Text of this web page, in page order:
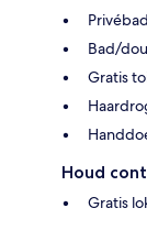
Bad/
Gratis
Houd
Gratis